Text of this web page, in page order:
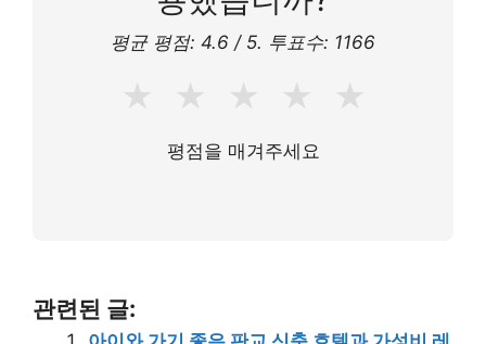
평균 평점: 4.6 / 5. 투표수: 1166
★ ★ ★ ★ ★
평점을 매겨주세요
관련된 글: